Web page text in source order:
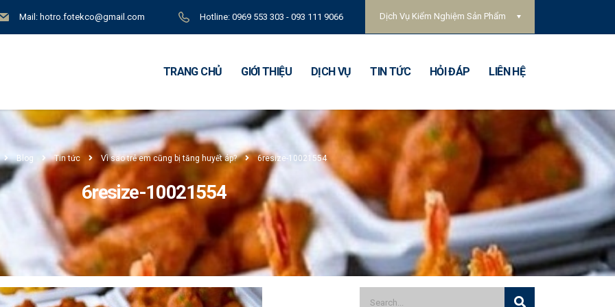
Dịch Vụ Kiểm Nghiệm Sản Phẩm
Mail: hotro.fotekco@gmail.com Hotline: 0969 553 303 - 093 111 9066
TRANG CHỦ GIỚI THIỆU DỊCH VỤ TIN TỨC HỎI ĐÁP LIÊN HỆ
Blog Tin tức Vì sao trẻ em cũng bị tăng huyết áp? 6resize-10021554
6resize-10021554